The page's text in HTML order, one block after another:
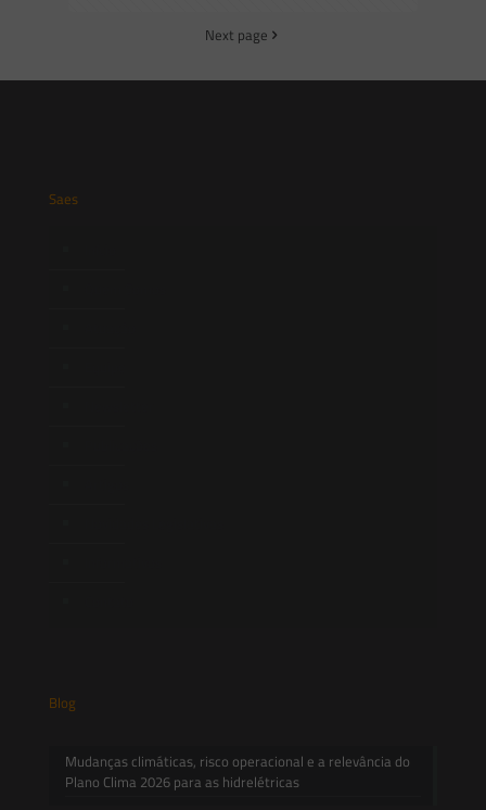
Next page
Saes
Blog
Mudanças climáticas, risco operacional e a relevância do
Plano Clima 2026 para as hidrelétricas